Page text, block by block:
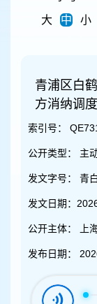
大
中 小
青浦区白
方消纳调
索引号：
公开类型： 主
发文字号： 青
发文日期：
公开主体： 上
发布日期：